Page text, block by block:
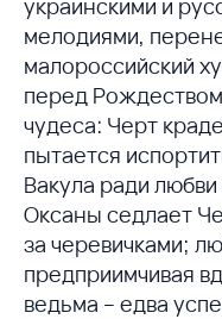
мелодиями,
малороссийский
перед
чудеса: Черт
пытается
Вакула ради
Оксаны седлает
за черевичками;
предприимчивая
ведьма – едва